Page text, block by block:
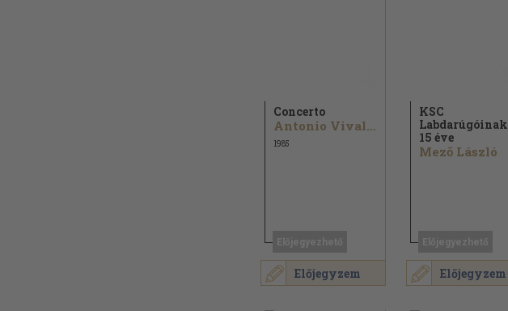
Előjegyzem
Concerto
Antonio Vivaldi
1985
Előjegyzem
KSC
Labdarúgóinak
15 éve
Mező László